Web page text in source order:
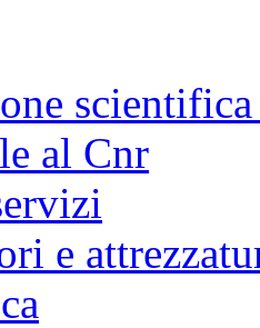
al Cnr
e